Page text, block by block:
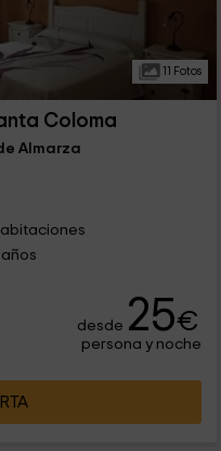
11 Fotos
Coloma
Almarza
desde 25€
persona y noche